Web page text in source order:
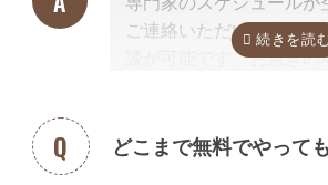
ご連絡いただいた当日や
談が可能です。お急ぎの
どこまで無料でやって